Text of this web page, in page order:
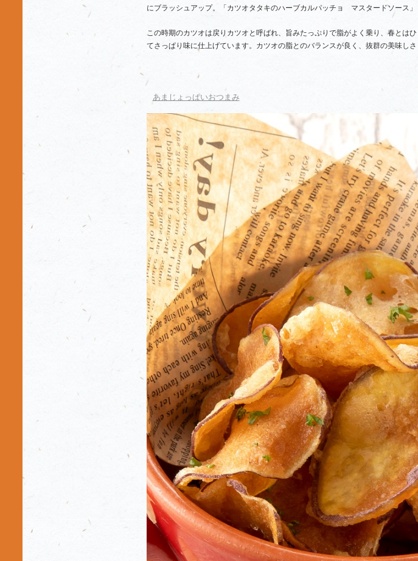
にブラッシュアップ。「カツオタタキのハーブカルパッチョ マスタードソース」
この時期のカツオは戻りカツオと呼ばれ、旨みたっぷりで脂がよく乗り、春とは
てさっぱり味に仕上げています。カツオの脂とのバランスが良く、抜群の美味し
あまじょっぱいおつまみ